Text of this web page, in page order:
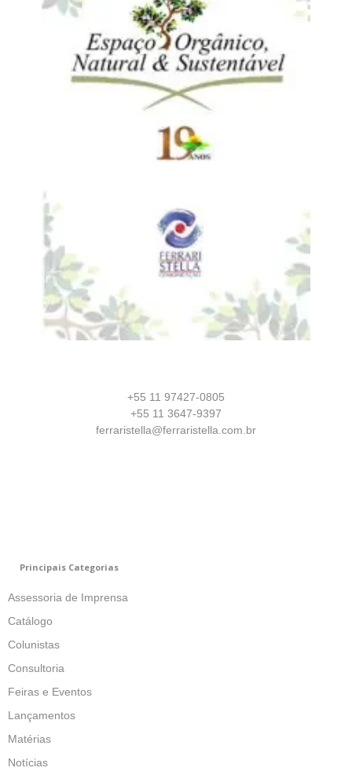
+55 11 97427-0805
+55 11 3647-9397
ferraristella@ferraristella.com.br
Principais Categorias
Assessoria de Imprensa
Catálogo
Colunistas
Consultoria
Feiras e Eventos
Lançamentos
Matérias
Notícias